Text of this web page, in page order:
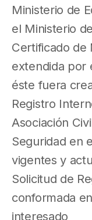
Ministerio de
el Ministerio
Certificado de
extendida por
éste fuera
Registro
Asociación
Seguridad en
vigentes y
Solicitud de
conformada
interesado